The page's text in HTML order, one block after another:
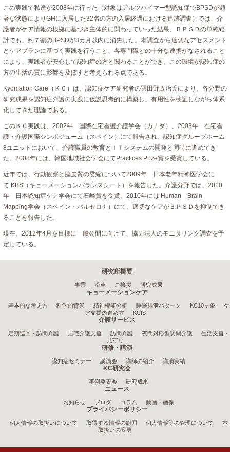
この実践で私達が2008年に行った（対象はアルツハイマー型認知症でBPSDが顕
著な状態によりGHに入居した32名の方の入居経過における追跡調査）では、介
護者がケア情報の根拠に基づき主体的に関わっていった結果、ＢＰＳＤの単純総
計でも、約７割のBPSDが3カ月以内に消失した。本調査から適切なアセスメント
とケアプランに基づく実践を行うこと、各専門職との十分な連携がなされること
により、実践者が安心して認知症の方と関わることができ、この環境が認知症の
方の生活の質に影響を及ぼすと考えられる点である。
Kyomation Care（ＫＣ）は、認知症ケア研究者の羽田野政治氏により、各分野の
研究成果を認知症介護の実践に仮説思考的に構築し、有用性を検証しながら体系
化してきた理論である。
このＫＣ実践は、2002年 国際在宅看護介護学会（カナダ）、2003年 在宅看
護・介護国際シンポジューム（スペイン）にて報告され、認知症グループホーム
8ユニットにおいて、介護職員の教育とＩＴシステムの開発と同時に進めてき
た。2008年には、韓国地域社会学会にてPractices Prize賞を受賞している。
近年では、行動観察と脳皮質の委縮について2009年 日本老年精神医学会に
て KBS（キョーメーションバランスシート）を報告した。介護分野では、2010
年 日本認知症ケア学会にて石崎賞を受賞、2010年には Human Brain
Mapping学会（スペイン・バルセロナ）にて、適切なケアがＢＰＳＤを抑制でき
ることを報告した。
現在、2012年4月を目標に一般公開に向けて、協力法人のモニタリング調査を予
定している。
研究所概要
事業 沿革 ご挨拶 研究成果
キョーメーションケア
基本的な考え方 科学的背景 精神機能分析 睡眠排泄パターン KC10ヶ条
ケ
ア支援の進め方
KCIS
介護サービス
定期巡回・訪問介護 居宅介護支援 訪問介護 夜間対応型訪問介護
生活支援・
見守り
研修・講演
認知症セミナー 講演会 講師の紹介 講演実績
KC研究会
事例発表会 研究成果
ニュース
お知らせ ブログ コラム 動画・画像
プライバシーポリシー
個人情報の取扱いについて 取得する情報の範囲 個人情報等の管理について
本
取扱いの変更